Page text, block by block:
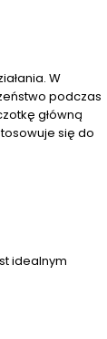
W
podczas
główną
się do
idealnym